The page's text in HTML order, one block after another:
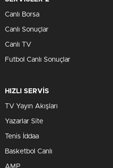
Canlı Borsa
Canlı Sonuçlar
Canlı TV
Futbol Canlı Sonuçlar
HIZLI SERVİS
TV Yayın Akışları
Yazarlar Site
Tenis İddaa
Basketbol Canlı
AMP